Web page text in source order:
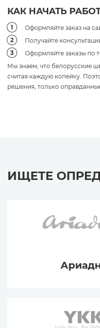
КАК НАЧАТЬ
Оформляйте заказ на
Получайте
Оформляйте заказы по
Мы знаем, что белорусские
считая каждую копейку.
решения, только
ИЩЕТЕ